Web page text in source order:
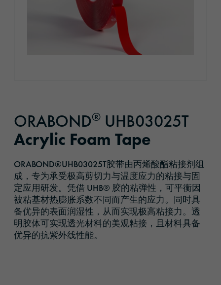
ORABOND® UHB03025T
Acrylic Foam Tape
ORABOND®UHB03025T胶带由丙烯酸酯粘接剂组
成，专为承受极高剪切力与温度应力的粘接与固
定应用研发。凭借 UHB® 胶的粘弹性，可平衡因
被粘基材热膨胀系数不同而产生的应力。同时具
备优异的表面润湿性，从而实现极高粘接力。透
明胶体可实现透光材料的美观粘接，且材料具备
优异的抗紫外线性能。